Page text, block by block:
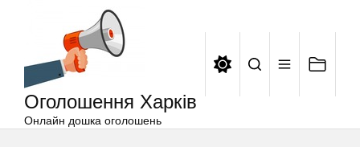
Оголошення Харків
Онлайн дошка оголошень